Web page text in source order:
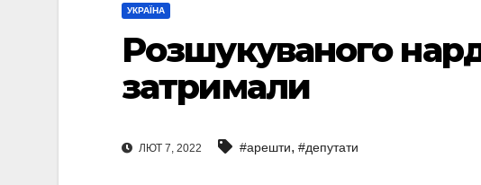
УКРАЇНА
Розшукуваного
затримали
ЛЮТ 7, 2022 #арешти, #депутати